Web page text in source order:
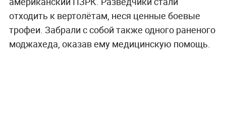
отходить к вертолётам, неся ценные боевые
трофеи. Забрали с собой также одного раненого
моджахеда, оказав ему медицинскую помощь.